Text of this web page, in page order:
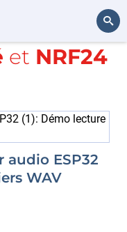
Rechercher
balise
et NRF24
ESP32
WAV